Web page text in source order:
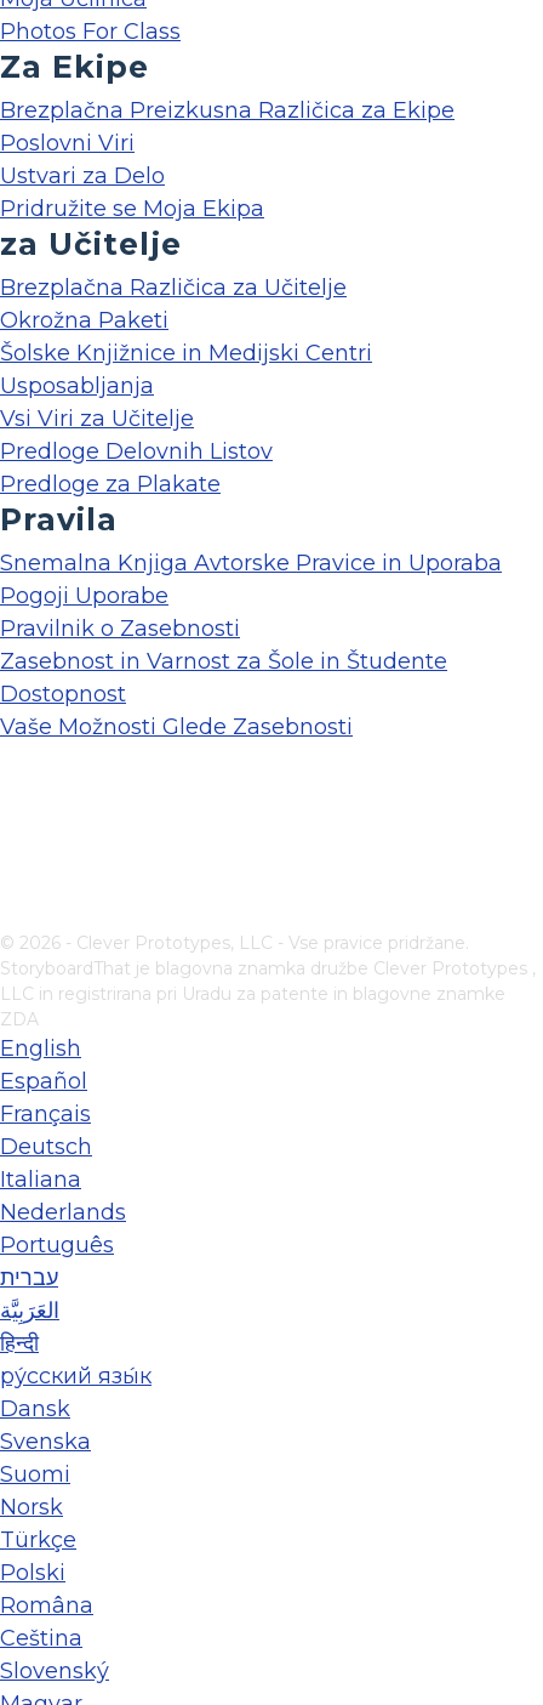
Photos For Class
Za Ekipe
Brezplačna Preizkusna Različica za Ekipe
Poslovni Viri
Ustvari za Delo
Pridružite se Moja Ekipa
za Učitelje
Brezplačna Različica za Učitelje
Okrožna Paketi
Šolske Knjižnice in Medijski Centri
Usposabljanja
Vsi Viri za Učitelje
Predloge Delovnih Listov
Predloge za Plakate
Pravila
Snemalna Knjiga Avtorske Pravice in Uporaba
Pogoji Uporabe
Pravilnik o Zasebnosti
Zasebnost in Varnost za Šole in Študente
Dostopnost
Vaše Možnosti Glede Zasebnosti
© 2026 - Clever Prototypes, LLC - Vse pravice pridržane.
StoryboardThat je blagovna znamka družbe Clever Prototypes ,
LLC in registrirana pri Uradu za patente in blagovne znamke
ZDA
English
Español
Français
Deutsch
Italiana
Nederlands
Português
עברית
العَرَبِيَّة
हिन्दी
ру́сский язы́к
Dansk
Svenska
Suomi
Norsk
Türkçe
Polski
Româna
Ceština
Slovenský